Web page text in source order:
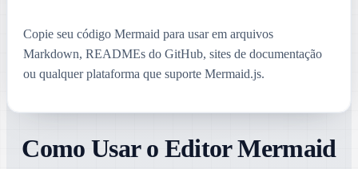
Copie seu código Mermaid para usar em arquivos
Markdown, READMEs do GitHub, sites de documentação
ou qualquer plataforma que suporte Mermaid.js.
Como Usar o Editor Mermaid